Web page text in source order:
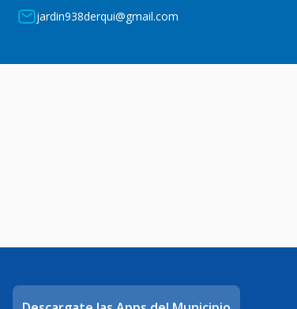
jardin938derqui@gmail.com